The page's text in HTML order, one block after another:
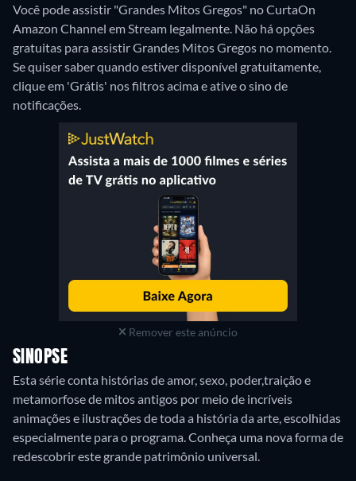
Você pode assistir "Grandes Mitos Gregos" no CurtaOn
Amazon Channel em Stream legalmente. Não há opções
gratuitas para assistir Grandes Mitos Gregos no momento.
Se quiser saber quando estiver disponível gratuitamente,
clique em 'Grátis' nos filtros acima e ative o sino de
notificações.
Remover este anúncio
SINOPSE
Esta série conta histórias de amor, sexo, poder,traição e
metamorfose de mitos antigos por meio de incríveis
animações e ilustrações de toda a história da arte, escolhidas
especialmente para o programa. Conheça uma nova forma de
redescobrir este grande patrimônio universal.